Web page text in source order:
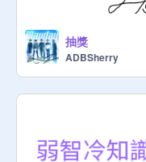
抽獎
ADBSherry